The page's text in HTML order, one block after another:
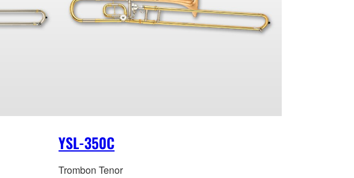
YSL-350C
Trombon Tenor